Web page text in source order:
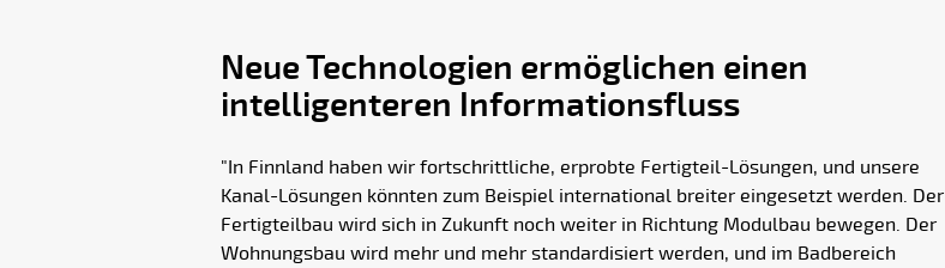
Neue Technologien ermöglichen einen
intelligenteren Informationsfluss
"In Finnland haben wir fortschrittliche, erprobte Fertigteil-Lösungen, und unsere
Kanal-Lösungen könnten zum Beispiel international breiter eingesetzt werden. Der
Fertigteilbau wird sich in Zukunft noch weiter in Richtung Modulbau bewegen. Der
Wohnungsbau wird mehr und mehr standardisiert werden, und im Badbereich